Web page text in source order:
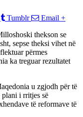
Tumblr Email +
thekson se
sepse theksi vihet në
përmes
ka treguar rezultatet
u zgjodh për të
plani i rritjes së
të reformave të